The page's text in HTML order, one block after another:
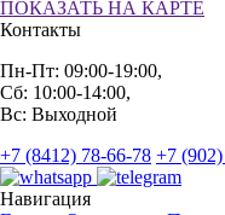
ПОКАЗАТЬ НА КАРТЕ
Контакты
Пн-Пт: 09:00-19:00,
Сб: 10:00-14:00,
Вс: Выходной
+7 (8412) 78-66-78 +7
Навигация